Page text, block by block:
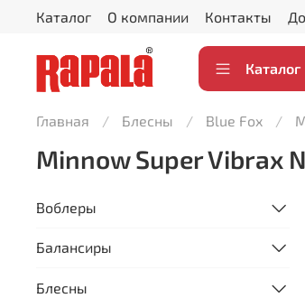
Каталог О компании Контакты
Каталог
Главная Блесны Blue Fox
Minnow Super Vibrax
Воблеры
Балансиры
Блесны